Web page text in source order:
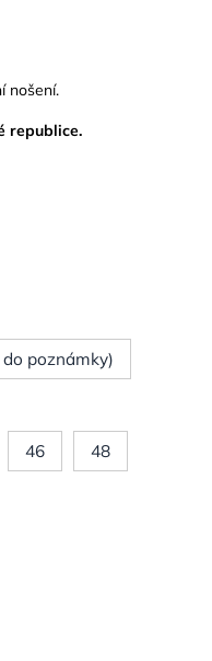
nošení.
republice.
poznámky)
46 48